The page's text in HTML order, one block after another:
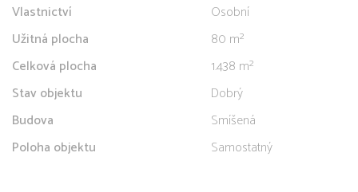
Vlastnictví
Osobní
Užitná plocha
80 m²
Celková plocha
1.438 m²
Stav objektu
Dobrý
Budova
Smíšená
Poloha objektu
Samostatný